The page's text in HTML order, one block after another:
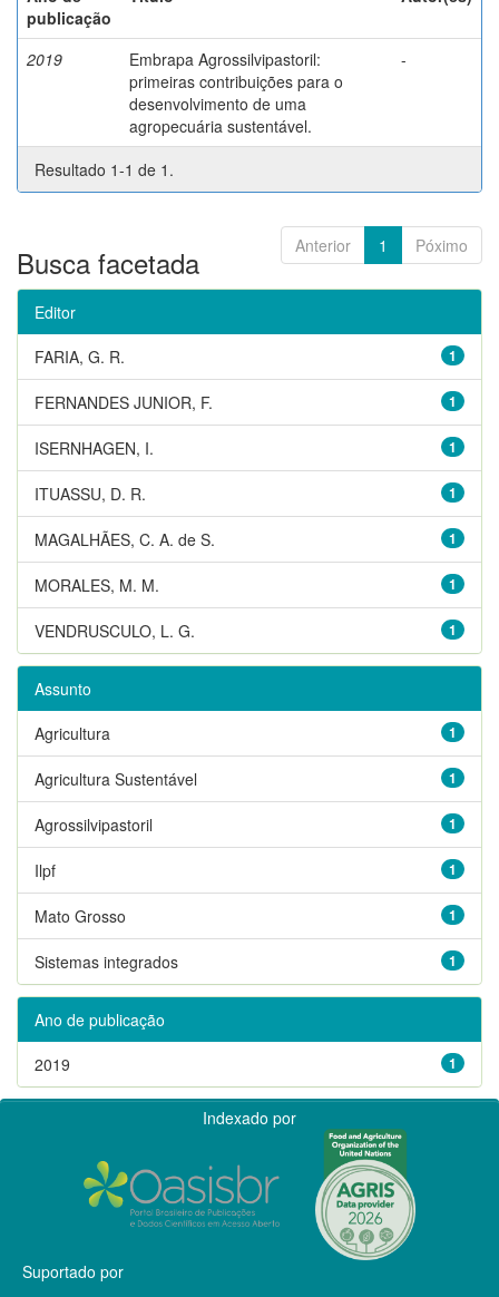
publicação
2019
Embrapa Agrossilvipastoril:
primeiras contribuições para o
desenvolvimento de uma
agropecuária sustentável.
-
Resultado 1-1 de 1.
Anterior 1 Póximo
Busca facetada
Editor
1
FARIA, G. R.
1
FERNANDES JUNIOR, F.
1
ISERNHAGEN, I.
1
ITUASSU, D. R.
1
MAGALHÃES, C. A. de S.
1
MORALES, M. M.
1
VENDRUSCULO, L. G.
Assunto
1
Agricultura
1
Agricultura Sustentável
1
Agrossilvipastoril
1
Ilpf
1
Mato Grosso
1
Sistemas integrados
Ano de publicação
1
2019
Indexado por
Suportado por